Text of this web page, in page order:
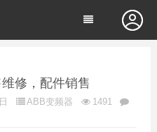
修，配件销售
ABB变频器
1491